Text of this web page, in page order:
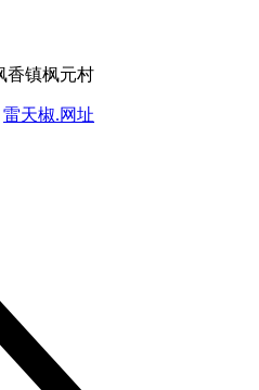
香镇枫元村
雷天椒.网址